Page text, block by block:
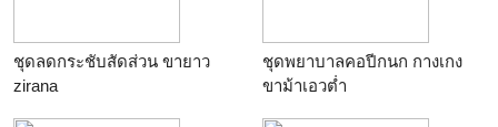
ชุดลดกระชับสัดส่วน ขายาว
zirana
ชุดพยาบาลคอปีกนก กางเกง
ขาม้าเอวต่ำ